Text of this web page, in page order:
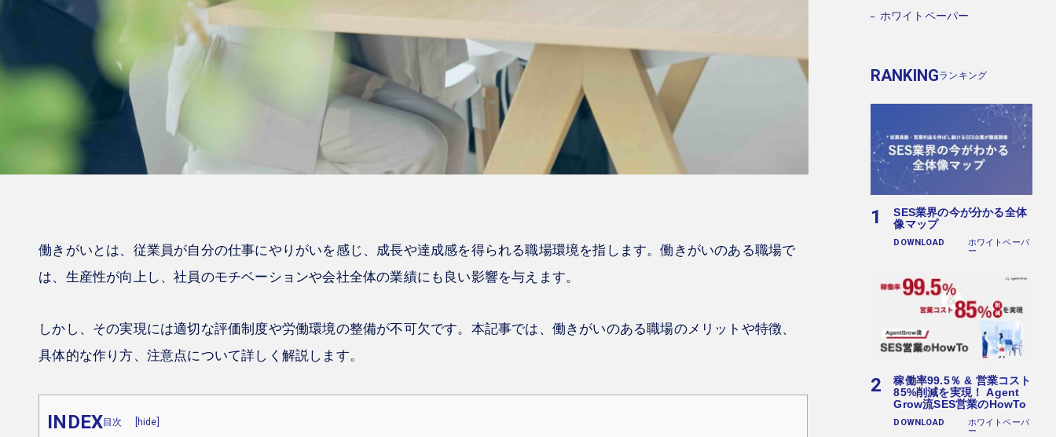
働きがいとは、従業員が自分の仕事にやりがいを感じ、成長や達成感を得られる職場環境を指します。働きがいのある職場で
は、生産性が向上し、社員のモチベーションや会社全体の業績にも良い影響を与えます。
しかし、その実現には適切な評価制度や労働環境の整備が不可欠です。本記事では、働きがいのある職場のメリットや特徴、
具体的な作り方、注意点について詳しく解説します。
INDEX hide
ホワイトペーパー
RANKINGランキング
SES業界の今が分かる全体
像マップ
DOWNLOAD
ホワイトペーパ
ー
稼働率99.5％ & 営業コスト
85%削減を実現！ Agent
Grow流SES営業のHowTo
DOWNLOAD
ホワイトペーパ
ー